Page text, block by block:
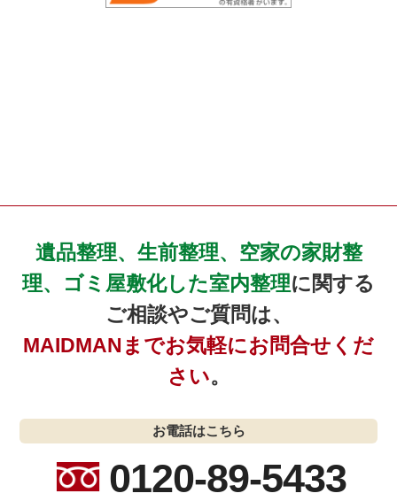
遺品整理、生前整理、空家の家財整
理、ゴミ屋敷化した室内整理に関する
ご相談やご質問は、
MAIDMANまでお気軽にお問合せくだ
さい。
お電話はこちら
0120-89-5433